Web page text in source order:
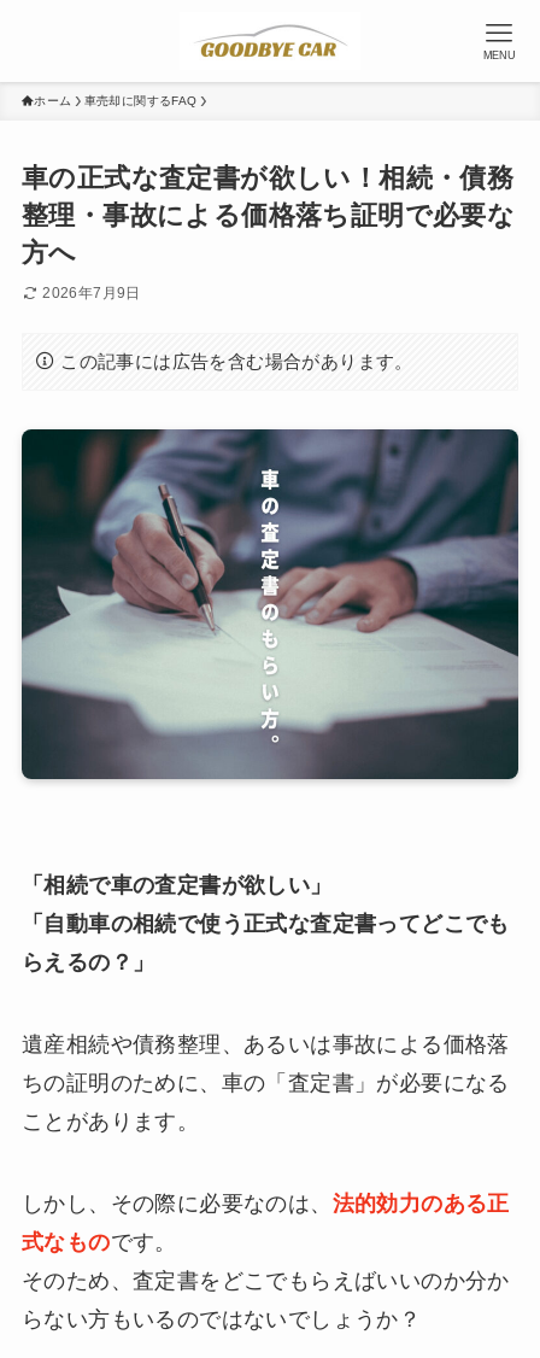
MENU
ホーム 車売却に関するFAQ
車の正式な査定書が欲しい！相続・債務
整理・事故による価格落ち証明で必要な
方へ
2026年7月9日
この記事には広告を含む場合があります。
「相続で車の査定書が欲しい」
「自動車の相続で使う正式な査定書ってどこでも
らえるの？」
遺産相続や債務整理、あるいは事故による価格落
ちの証明のために、車の「査定書」が必要になる
ことがあります。
しかし、その際に必要なのは、 法的効力のある正
式なものです。
そのため、査定書をどこでもらえばいいのか分か
らない方もいるのではないでしょうか？